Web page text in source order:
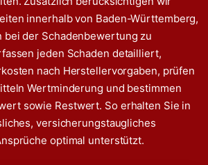
innerhalb von Baden-Württemberg,
bei der Schadenbewertung zu
jeden Schaden detailliert,
nach Herstellervorgaben, prüfen
Wertminderung und bestimmen
sowie Restwert. So erhalten Sie in
versicherungstaugliches
optimal unterstützt.